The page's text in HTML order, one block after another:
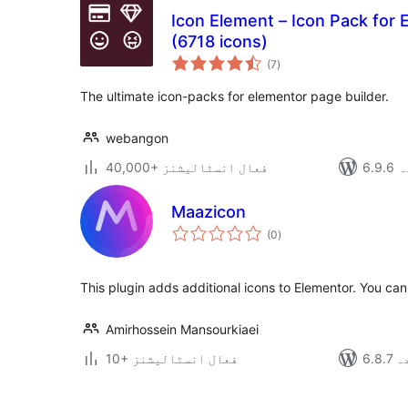
Icon Element – Icon Pack for
(6718 icons)
(7مجموعی
درجہ
)
The ultimate icon-packs for elementor page builder.
webangon
40,000+ فعال انسٹالیشنز
Maazicon
(0مجموعی
درجہ
)
This plugin adds additional icons to Elementor. You
Amirhossein Mansourkiaei
10+ فعال انسٹالیشنز